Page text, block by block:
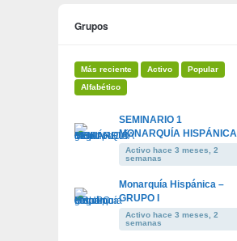
Grupos
Más reciente Activo
Popular
Alfabético
SEMINARIO 1
MONARQUÍA HISPÁNICA
Activo hace 3 meses, 2
semanas
Monarquía Hispánica –
GRUPO I
Activo hace 3 meses, 2
semanas